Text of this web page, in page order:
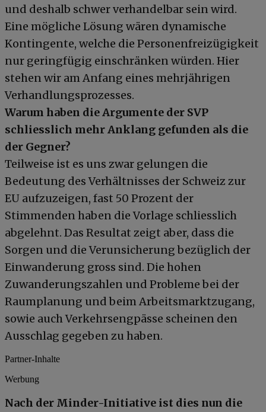
und deshalb schwer verhandelbar sein wird.
Eine mögliche Lösung wären dynamische
Kontingente, welche die Personenfreizügigkeit
nur geringfügig einschränken würden. Hier
stehen wir am Anfang eines mehrjährigen
Verhandlungsprozesses.
Warum haben die Argumente der SVP
schliesslich mehr Anklang gefunden als die
der Gegner?
Teilweise ist es uns zwar gelungen die
Bedeutung des Verhältnisses der Schweiz zur
EU aufzuzeigen, fast 50 Prozent der
Stimmenden haben die Vorlage schliesslich
abgelehnt. Das Resultat zeigt aber, dass die
Sorgen und die Verunsicherung bezüglich der
Einwanderung gross sind. Die hohen
Zuwanderungszahlen und Probleme bei der
Raumplanung und beim Arbeitsmarktzugang,
sowie auch Verkehrsengpässe scheinen den
Ausschlag gegeben zu haben.
Partner-Inhalte
Werbung
Nach der Minder-Initiative ist dies nun die